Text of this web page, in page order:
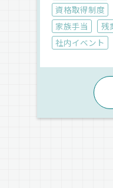
資格取得制度
家族手当
残
社内イベント